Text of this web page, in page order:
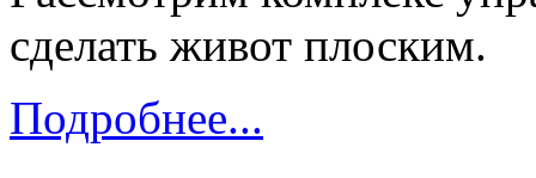
сделать живот плоским.
Подробнее...